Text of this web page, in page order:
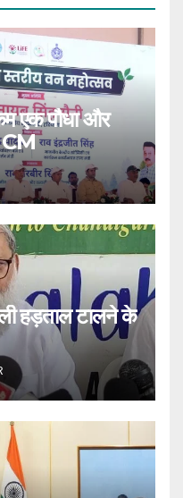
एक पौधा और
CM
हड़ताल टालने के